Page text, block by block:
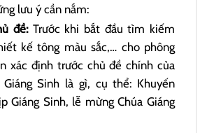
lưu ý cần nắm:
đề:Trước khi bắt đầu tìm kiếm
kế tông màu sắc,… cho phông
xác định trước chủ đề chính của
Giáng Sinh là gì, cụ thể: Khuyến
Giáng Sinh, lễ mừng Chúa Giáng